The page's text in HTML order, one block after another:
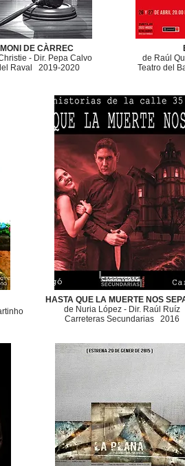
DE CÀRREC
- ​Dir. Pepa Calvo
Raval
2019-2020
de Raúl
Teatro del
HASTA QUE LA MUERTE NOS
de Nuria López - Dir. Raúl Ruíz
​Carreteras Secundarias 2016